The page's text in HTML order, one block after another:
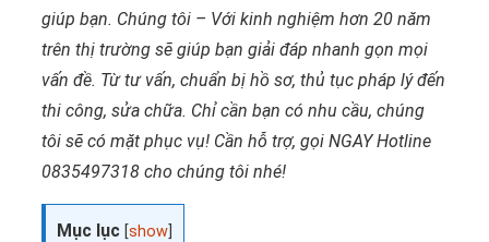
giúp bạn. Chúng tôi – Với kinh nghiệm hơn 20 năm
trên thị trường sẽ giúp bạn giải đáp nhanh gọn mọi
vấn đề. Từ tư vấn, chuẩn bị hồ sơ, thủ tục pháp lý đến
thi công, sửa chữa. Chỉ cần bạn có nhu cầu, chúng
tôi sẽ có mặt phục vụ! Cần hỗ trợ, gọi NGAY Hotline
0835497318 cho chúng tôi nhé!
Mục lục [show